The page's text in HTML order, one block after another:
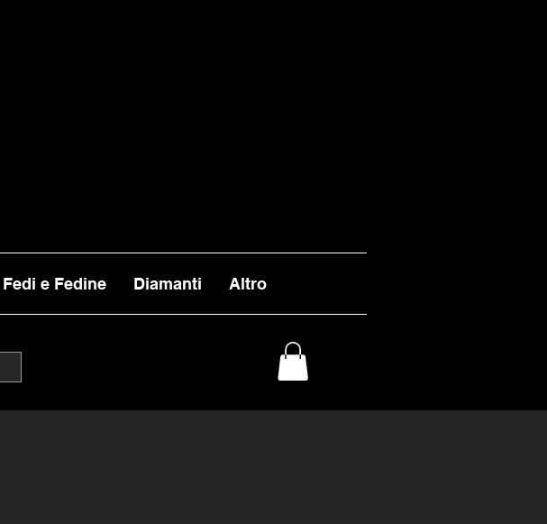
Fedi e Fedine Diamanti Altro